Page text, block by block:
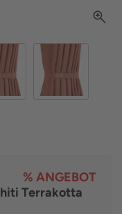
% ANGEBOT
Terrakotta